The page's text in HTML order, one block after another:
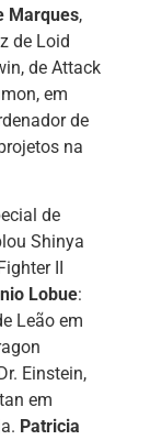
Marques,
de Loid
de Attack
em
de
na
de
Shinya
II
Lobue:
Leão em
Einstein,
em
Patricia